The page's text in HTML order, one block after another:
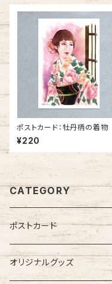
ポストカード：牡丹柄の着物
¥220
CATEGORY
ポストカード
キッズ
オリジナルグッズ